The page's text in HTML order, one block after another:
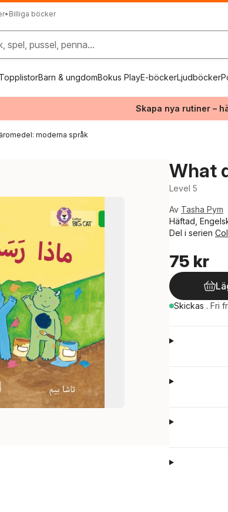
• Billiga böcker
spel, pussel, penna...
TopplistorBarn & ungdomBokus PlayE-böckerLjudböcker
Skapa nya rutiner –
moderna språk
What
Level 5
Av Tasha Pym
Häftad,
Del i serien
75 kr
Skickas . Fri